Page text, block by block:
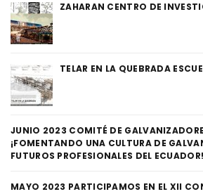
ZAHARAN CENTRO DE
TELAR EN LA QUEBRADA
JUNIO 2023 COMITÉ DE
¡FOMENTANDO UNA CULTURA DE
FUTUROS PROFESIONALES DEL ECUADOR!
MAYO 2023 PARTICIPAMOS EN EL XII